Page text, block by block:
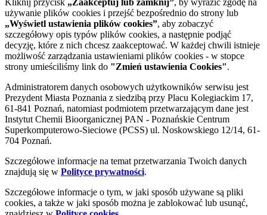
Kliknij przycisk „Zaakceptuj lub zamknij”, by wyrazić zgodę na
używanie plików cookies i przejść bezpośrednio do strony lub
„Wyświetl ustawienia plików cookies”, aby zobaczyć
szczegółowy opis typów plików cookies, a następnie podjąć
decyzję, które z nich chcesz zaakceptować. W każdej chwili istnieje
możliwość zarządzania ustawieniami plików cookies - w stopce
strony umieściliśmy link do "Zmień ustawienia Cookies".
Administratorem danych osobowych użytkowników serwisu jest
Prezydent Miasta Poznania z siedzibą przy Placu Kolegiackim 17,
61-841 Poznań, natomiast podmiotem przetwarzającym dane jest
Instytut Chemii Bioorganicznej PAN - Poznańskie Centrum
Superkomputerowo-Sieciowe (PCSS) ul. Noskowskiego 12/14, 61-
704 Poznań.
Szczegółowe informacje na temat przetwarzania Twoich danych
znajdują się w Polityce prywatności.
Szczegółowe informacje o tym, w jaki sposób używane są pliki
cookies, a także w jaki sposób można je zablokować lub usunąć,